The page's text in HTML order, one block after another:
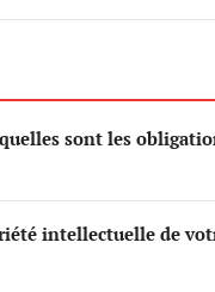
sont les
intellectuelle de